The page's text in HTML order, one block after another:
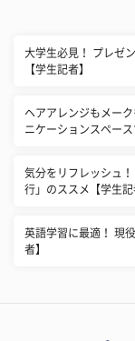
大学生必見！ プレゼ
【学生記者】
ヘアアレンジもメー
ニケーションスペース
気分をリフレッシュ
行」のススメ【学生記
英語学習に最適！ 現
者】